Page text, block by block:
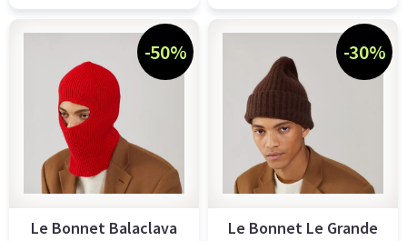
-50%
Le Bonnet Balaclava
-30%
Le Bonnet Le Grande